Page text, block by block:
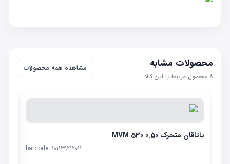
محصولات مشابه
۸ محصول مرتبط با این کالا
مشاهده همه محصولات
یاتاقان متحرک 0.50 MVM 530
barcode: 101139212011